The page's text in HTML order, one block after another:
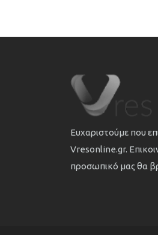
Ευχαριστούμε που
Vresonline.gr.
προσωπικό μας θα